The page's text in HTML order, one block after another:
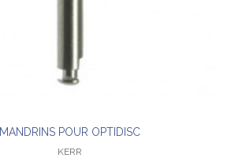
MANDRINS POUR OPTIDISC
KERR